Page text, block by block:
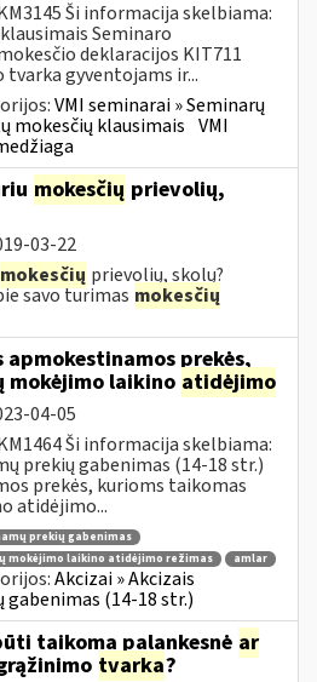
Ši informacija skelbiama:
Seminaro
deklaracijos KIT711
gyventojams ir...
VMI seminarai » Seminarų
mokesčių klausimais VMI
mokesčių prievolių,
03-22
mokesčių prievolių, skolų?
savo turimas mokesčių
prekės,
mokėjimo laikino atidėjimo
04-05
Ši informacija skelbiama:
prekių gabenimas (14-18 str.)
prekės, kurioms taikomas
atidėjimo...
prekių gabenimas
mokėjimo laikino atidėjimo režimas amlar
Akcizai » Akcizais
(14-18 str.)
taikoma palankesnė ar
tvarka?